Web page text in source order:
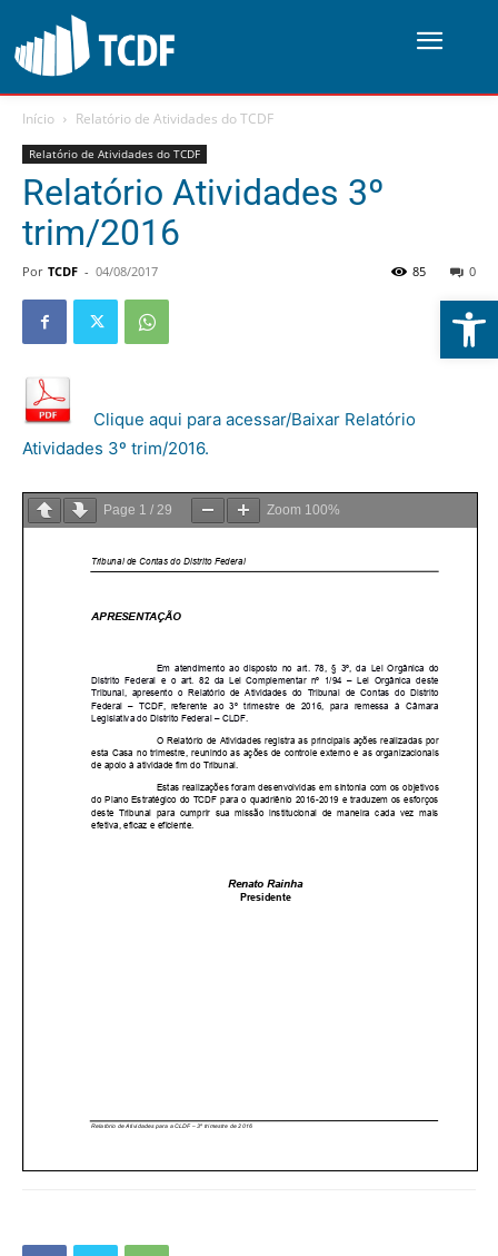
Abrir
Início Relatório de Atividades do TCDF
Relatório de Atividades do TCDF
Relatório Atividades 3º
trim/2016
Por TCDF - 04/08/2017 0
85
Clique aqui para acessar/Baixar Relatório
Atividades 3º trim/2016.
Page 1 / 29 Zoom 100%